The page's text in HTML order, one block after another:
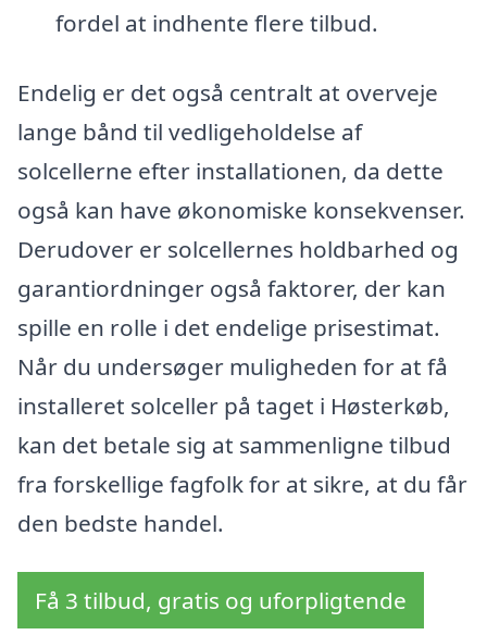
fordel at indhente flere tilbud.
Endelig er det også centralt at overveje
lange bånd til vedligeholdelse af
solcellerne efter installationen, da dette
også kan have økonomiske konsekvenser.
Derudover er solcellernes holdbarhed og
garantiordninger også faktorer, der kan
spille en rolle i det endelige prisestimat.
Når du undersøger muligheden for at få
installeret solceller på taget i Høsterkøb,
kan det betale sig at sammenligne tilbud
fra forskellige fagfolk for at sikre, at du får
den bedste handel.
Få 3 tilbud, gratis og uforpligtende